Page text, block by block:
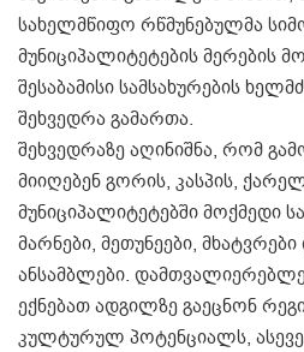
სახელმწიფო რწმუნებულმა
მუნიციპალიტეტების მერების
შესაბამისი სამსახურების
შეხვედრა გამართა.
შეხვედრაზე აღინიშნა, რომ
მიიღებენ გორის, კასპის,
მუნიციპალიტეტებში მოქმედი
მარნები, მეთუნეები,
ანსამბლები.
ექნებათ ადგილზე გაეცნონ
კულტურულ პოტენციალს,